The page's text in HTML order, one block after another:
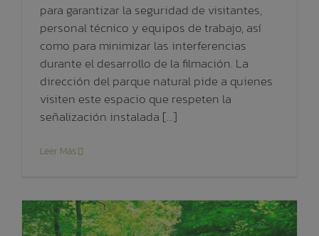
para garantizar la seguridad de visitantes,
personal técnico y equipos de trabajo, así
como para minimizar las interferencias
durante el desarrollo de la filmación. La
dirección del parque natural pide a quienes
visiten este espacio que respeten la
señalización instalada [...]
Leer Más